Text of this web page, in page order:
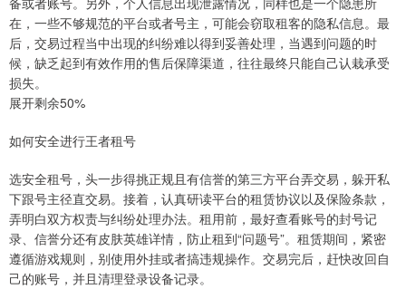
在，一些不够规范的平台或者号主，可能会窃取租客的隐私信息。最
后，交易过程当中出现的纠纷难以得到妥善处理，当遇到问题的时
候，缺乏起到有效作用的售后保障渠道，往往最终只能自己认栽承受
损失。
展开剩余50%
如何安全进行王者租号
选安全租号，头一步得挑正规且有信誉的第三方平台弄交易，躲开私
下跟号主径直交易。接着，认真研读平台的租赁协议以及保险条款，
弄明白双方权责与纠纷处理办法。租用前，最好查看账号的封号记
录、信誉分还有皮肤英雄详情，防止租到“问题号”。租赁期间，紧密
遵循游戏规则，别使用外挂或者搞违规操作。交易完后，赶快改回自
己的账号，并且清理登录设备记录。